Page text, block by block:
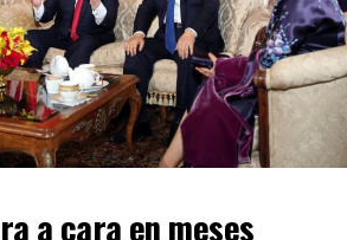
a cara en meses